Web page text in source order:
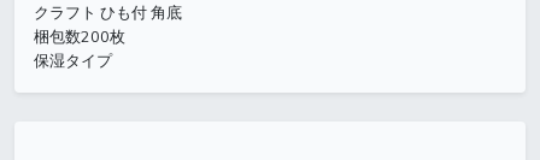
クラフト ひも付 角底
梱包数200枚
保湿タイプ